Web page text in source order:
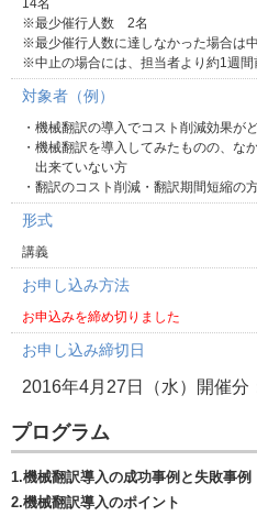
14名
※最少催行人数 2名
※最少催行人数に達しなかった場合は
※中止の場合には、担当者より約1週間
対象者（例）
・機械翻訳の導入でコスト削減効果が
・機械翻訳を導入してみたものの、な
出来ていない方
・翻訳のコスト削減・翻訳期間短縮の
形式
講義
お申し込み方法
お申込みを締め切りました
お申し込み締切日
2016年4月27日（水）開催分
プログラム
1.機械翻訳導入の成功事例と失敗事例
2.機械翻訳導入のポイント